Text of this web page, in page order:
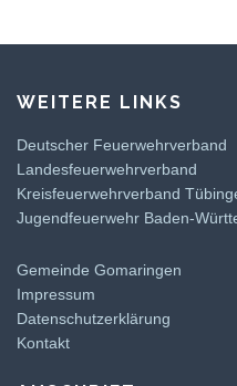
WEITERE LINKS
Deutscher Feuerwehrverband
Landesfeuerwehrverband
Kreisfeuerwehrverband
Jugendfeuerwehr Baden-
Gemeinde Gomaringen
Impressum
Datenschutzerklärung
Kontakt